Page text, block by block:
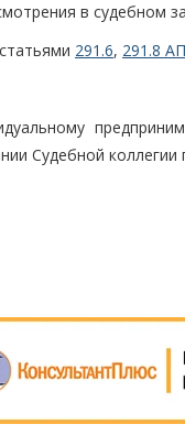
в судебном
291.6, 291.8
Судебной